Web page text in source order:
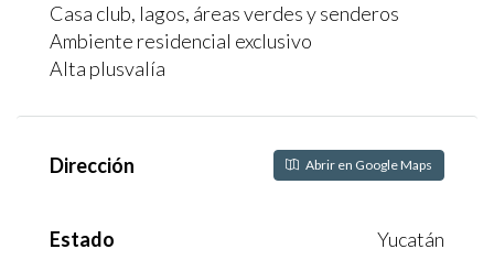
Casa club, lagos, áreas verdes y senderos
Ambiente residencial exclusivo
Alta plusvalía
Dirección Abrir en Google Maps
Estado Yucatán